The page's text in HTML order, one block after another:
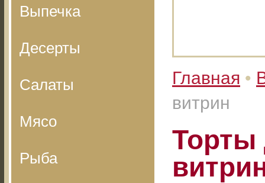
Выпечка
Десерты
Салаты
Мясо
Рыба
Главная •
витрин
Торты